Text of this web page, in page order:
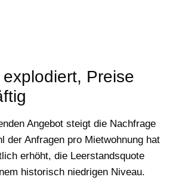
Preise
Angebot steigt die Nachfrage
der Anfragen pro Mietwohnung hat
erhöht, die Leerstandsquote
historisch niedrigen Niveau.